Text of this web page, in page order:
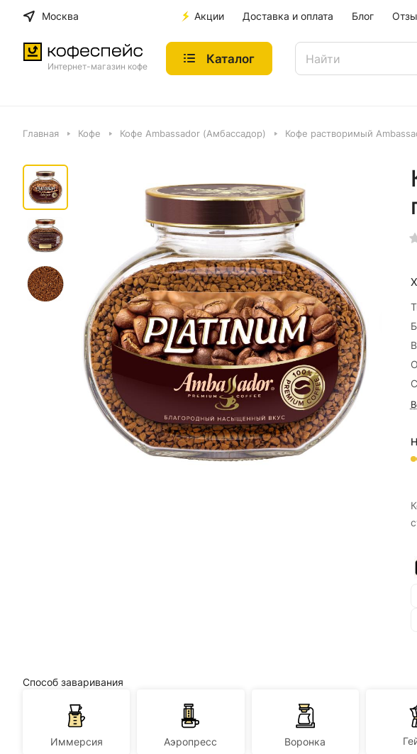
Москва Акции Доставка и оплата Блог
Интернет-магазин кофе
Каталог
Главная Кофе Кофе Ambassador (Амбассадор) Кофе растворимый
Способ заваривания
Иммерсия Аэропресс Воронка